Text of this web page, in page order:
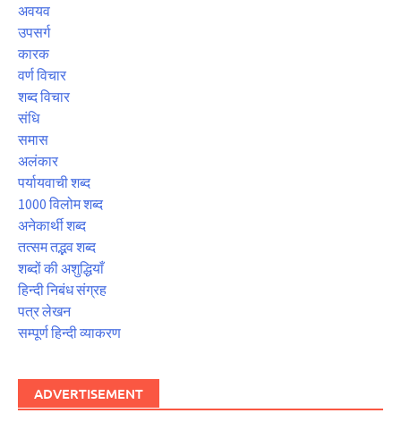
अवयव
उपसर्ग
कारक
वर्ण विचार
शब्द विचार
संधि
समास
अलंकार
पर्यायवाची शब्द
1000 विलोम शब्द
अनेकार्थी शब्द
तत्सम तद्भव शब्द
शब्दों की अशुद्धियाँ
हिन्दी निबंध संग्रह
पत्र लेखन
सम्पूर्ण हिन्दी व्याकरण
ADVERTISEMENT